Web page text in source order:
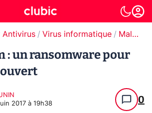
Antivirus Virus informatique Malware / Ransomware
: un ransomware pour
2017 à 19h38 0